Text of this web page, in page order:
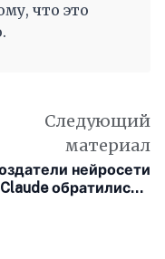
что это
Следующий
материал
нейросети
Claude обратились к